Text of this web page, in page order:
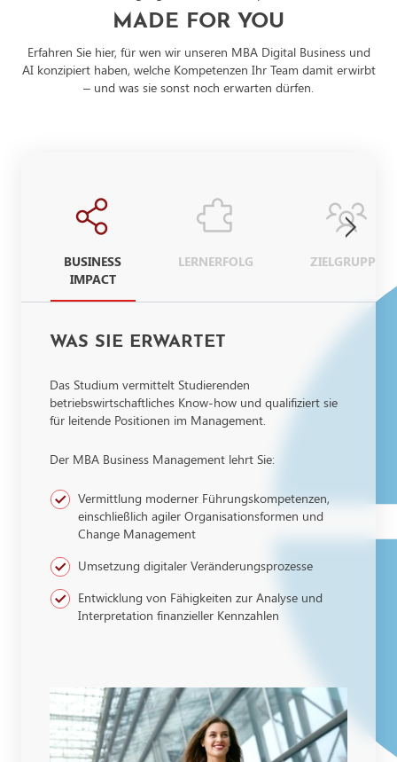
MADE FOR YOU
Erfahren Sie hier, für wen wir unseren MBA Digital Business und
AI konzipiert haben, welche Kompetenzen Ihr Team damit erwirbt
– und was sie sonst noch erwarten dürfen.
BUSINESS
IMPACT
LERNERFOLG ZIELGRUPPE
WAS SIE ERWARTET
Das Studium vermittelt Studierenden
betriebswirtschaftliches Know-how und qualifiziert sie
für leitende Positionen im Management.
Der MBA Business Management lehrt Sie:
Vermittlung moderner Führungskompetenzen,
einschließlich agiler Organisationsformen und
Change Management
Umsetzung digitaler Veränderungsprozesse
Entwicklung von Fähigkeiten zur Analyse und
Interpretation finanzieller Kennzahlen